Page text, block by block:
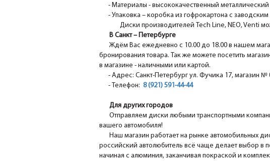
- Материалы - высококачественный металлический
- Упаковка – коробка из гофрокартона с заводским
Диски производителей Tech Line, NEO, Venti
В Санкт – Петербурге
Ждём Вас ежедневно с 10.00 до 18.00 в нашем
бронирования товара. Так же можете посетить
в магазине - наличными или картой.
- Адрес: Санкт-Петербург ул. Фучика 17, магазин №
- Телефон: 8 (921) 591-44-44
Для других городов
Отправляем диски любыми транспортными
вашего автомобиля!
Наш магазин работает на рынке автомобильных
российский автолюбитель всё чаще делает выбор в
начиная с алюминия, заканчивая покраской и